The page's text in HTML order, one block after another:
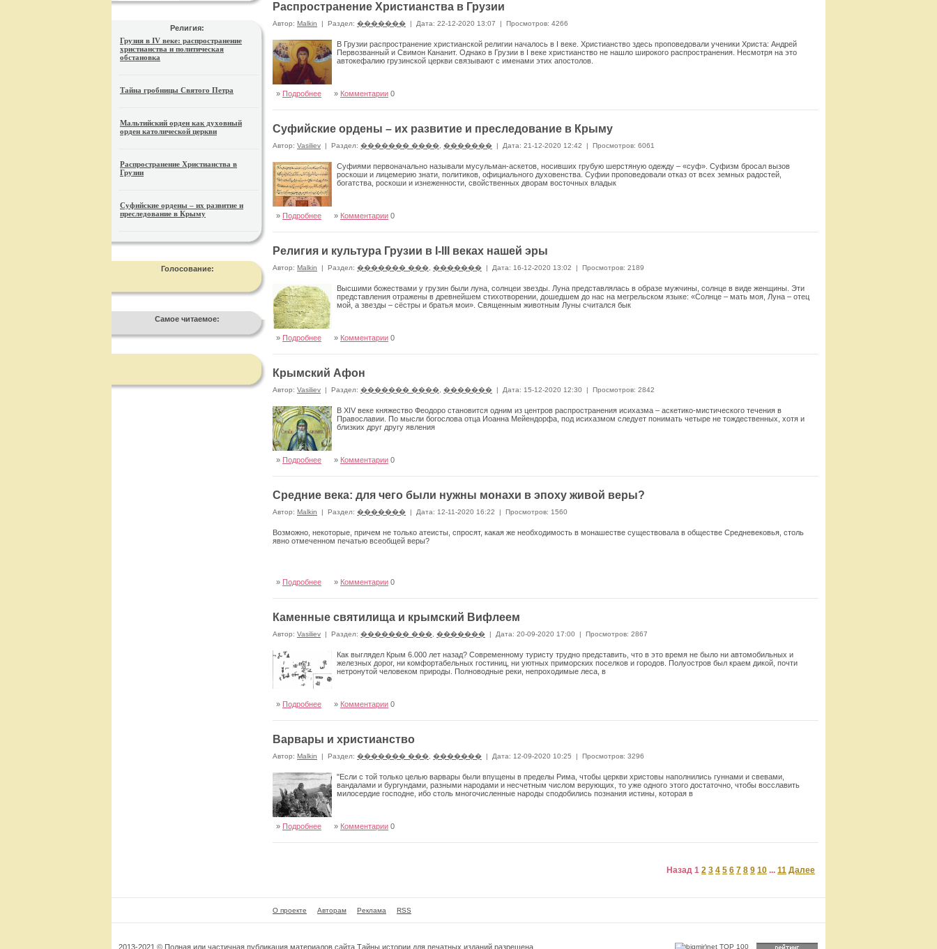
Религия:
Грузия в IV веке: распространение
христианства и политическая
обстановка
Тайна гробницы Святого Петра
Мальтийский орден как духовный
орден католической церкви
Распространение Христианства в
Грузии
Суфийские ордены – их развитие и
преследование в Крыму
Голосование:
Самое читаемое:
Распространение Христианства в Грузии
Автор: Malkin | Раздел: ������� | Дата: 22-12-2020 13:07 | Просмотров: 4266
В Грузии распространение христианской религии началось в I веке. Христианство здесь проповедовали ученики Христа: Андрей
Первозванный и Свимон Кананит. Однако в Грузии в I веке христианство не нашло широкого распространения. Несмотря на это
автокефалию грузинской церкви связывают с именами этих апостолов.
» Подробнее » Комментарии 0
Суфийские ордены – их развитие и преследование в Крыму
Автор: Vasiliev | Раздел: ������� ���� ������� | Дата: 21-12-2020 12:42 | Просмотров: 6061
Суфиями первоначально называли мусульман-аскетов, носивших грубую шерстяную одежду – «суф». Суфизм бросал вызов
роскоши и лицемерию знати, политиков, официального духовенства. Суфии проповедовали отказ от всех земных радостей,
богатства, роскоши и изнеженности, свойственных дворам восточных владык
» Подробнее » Комментарии 0
Религия и культура Грузии в I-III веках нашей эры
Автор: Malkin | Раздел: ������� ��� ������� | Дата: 16-12-2020 13:02 | Просмотров: 2189
Высшими божествами у грузин были луна, солнцеи звезды. Луна представлялась в образе мужчины, солнце в виде женщины. Эти
представления отражены в древнейшем стихотворении, дошедшем до нас на мегрельском языке: «Солнце – мать моя, Луна – отец
мой, а звезды – сёстры и братья мои». Священным животным Луны считался бык
» Подробнее » Комментарии 0
Крымский Афон
Автор: Vasiliev | Раздел: ������� ���� ������� | Дата: 15-12-2020 12:30 | Просмотров: 2842
В XIV веке княжество Феодоро становится одним из центров распространения исихазма – аскетико-мистического течения в
Православии. По мысли богослова отца Иоанна Мейендорфа, под исихазмом следует понимать четыре не тождественных, хотя и
близких друг другу явления
» Подробнее » Комментарии 0
Средние века: для чего были нужны монахи в эпоху живой веры?
Автор: Malkin | Раздел: ������� | Дата: 12-11-2020 16:22 | Просмотров: 1560
Возможно, некоторые, причем не только атеисты, спросят, какая же необходимость в монашестве существовала в обществе Средневековья, столь
явно отмеченном печатью всеобщей веры?
» Подробнее » Комментарии 0
Каменные святилища и крымский Вифлеем
Автор: Vasiliev | Раздел: ������� ��� ������� | Дата: 20-09-2020 17:00 | Просмотров: 2867
Как выглядел Крым 6.000 лет назад? Современному туристу трудно представить, что в это время не было ни автомобильных и
железных дорог, ни комфортабельных гостиниц, ни уютных приморских поселков и городов. Полуостров был краем дикой, почти
нетронутой человеком природы. Полноводные реки, непроходимые леса, в
» Подробнее » Комментарии 0
Варвары и христианство
Автор: Malkin | Раздел: ������� ��� ������� | Дата: 12-09-2020 10:25 | Просмотров: 3296
"Если с той только целью варвары были впущены в пределы Рима, чтобы церкви христовы наполнились гуннами и свевами,
вандалами и бургундами, разными народами и несчетным числом верующих, то уже одного этого достаточно, чтобы восславить
милосердие господне, ибо столь многочисленные народы сподобились познания истины, которая в
» Подробнее » Комментарии 0
Назад 1 2 3 4 5 6 7 8 9 10 ... 11 Далее
О проекте Авторам Реклама RSS
2013-2021 © Полная или частичная публикация материалов сайта Тайны истории для печатных изданий разрешена